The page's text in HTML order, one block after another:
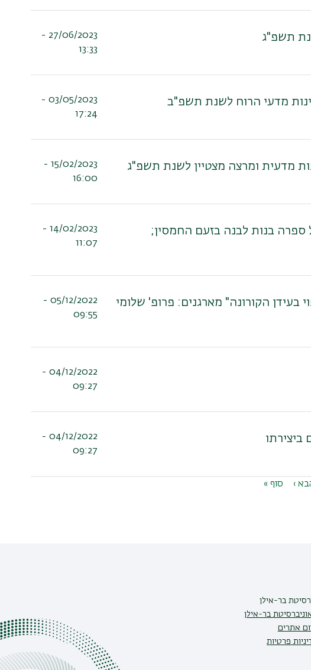
תשפ"ג
27/06/2023 -
13:33
מדעי הרוח לשנת תשפ"ב
03/05/2023 -
17:24
מדעית ומרצה מצטיין לשנת תשפ"ג
15/02/2023 -
16:00
ספרה בנות לבנה בזעם החמסין;
14/02/2023 -
11:07
בעידן הקורונה" מארגנים: פרופ' שלומי
05/12/2022 -
09:55
04/12/2022 -
09:27
04/12/2022 -
09:27
›
הדף
סוף »
בר-אילן
בר-אילן
פרטיות